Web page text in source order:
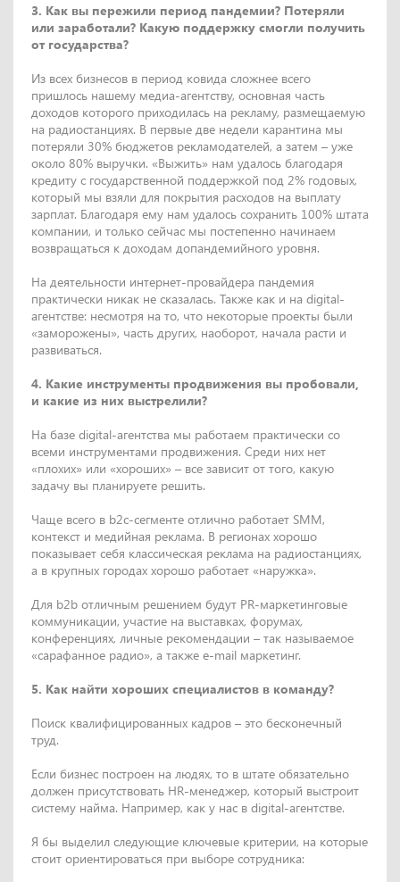
3. Как вы пережили период пандемии? Потеряли
или заработали? Какую поддержку смогли получить
от государства?
Из всех бизнесов в период ковида сложнее всего
пришлось нашему медиа-агентству, основная часть
доходов которого приходилась на рекламу, размещаемую
на радиостанциях. В первые две недели карантина мы
потеряли 30% бюджетов рекламодателей, а затем – уже
около 80% выручки. «Выжить» нам удалось благодаря
кредиту с государственной поддержкой под 2% годовых,
который мы взяли для покрытия расходов на выплату
зарплат. Благодаря ему нам удалось сохранить 100% штата
компании, и только сейчас мы постепенно начинаем
возвращаться к доходам допандемийного уровня.
На деятельности интернет-провайдера пандемия
практически никак не сказалась. Также как и на digital-
агентстве: несмотря на то, что некоторые проекты были
«заморожены», часть других, наоборот, начала расти и
развиваться.
4. Какие инструменты продвижения вы пробовали,
и какие из них выстрелили?
На базе digital-агентства мы работаем практически со
всеми инструментами продвижения. Среди них нет
«плохих» или «хороших» – все зависит от того, какую
задачу вы планируете решить.
Чаще всего в b2c-сегменте отлично работает SMM,
контекст и медийная реклама. В регионах хорошо
показывает себя классическая реклама на радиостанциях,
а в крупных городах хорошо работает «наружка».
Для b2b отличным решением будут PR-маркетинговые
коммуникации, участие на выставках, форумах,
конференциях, личные рекомендации – так называемое
«сарафанное радио», а также e-mail маркетинг.
5. Как найти хороших специалистов в команду?
Поиск квалифицированных кадров – это бесконечный
труд.
Если бизнес построен на людях, то в штате обязательно
должен присутствовать HR-менеджер, который выстроит
систему найма. Например, как у нас в digital-агентстве.
Я бы выделил следующие ключевые критерии, на которые
стоит ориентироваться при выборе сотрудника: